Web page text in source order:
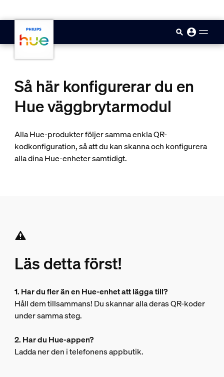
Så här konfigurerar du en
Hue väggbrytarmodul
Alla Hue-produkter följer samma enkla QR-
kodkonfiguration, så att du kan skanna och konfigurera
alla dina Hue-enheter samtidigt.
Läs detta först!
1. Har du fler än en Hue-enhet att lägga till?
Håll dem tillsammans! Du skannar alla deras QR-koder
under samma steg.
2. Har du Hue-appen?
Ladda ner den i telefonens appbutik.